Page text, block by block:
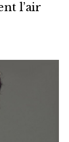
l’air